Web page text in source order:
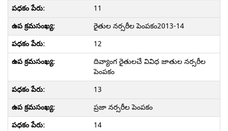
11
రైతుల నర్సరీల పెంపకం2013-14
12
దివ్యాంగ రైతులచే వివిధ జాతుల నర్సరీల
పెంపకం
13
ప్రజా నర్సరీల పెంపకం
14